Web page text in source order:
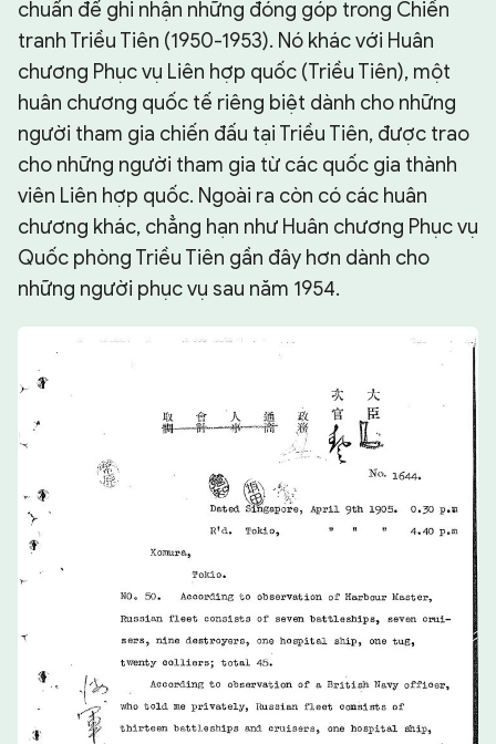
chuẩn để ghi nhận những đóng góp trong Chiến
tranh Triều Tiên (1950-1953). Nó khác với Huân
chương Phục vụ Liên hợp quốc (Triều Tiên), một
huân chương quốc tế riêng biệt dành cho những
người tham gia chiến đấu tại Triều Tiên, được trao
cho những người tham gia từ các quốc gia thành
viên Liên hợp quốc. Ngoài ra còn có các huân
chương khác, chẳng hạn như Huân chương Phục vụ
Quốc phòng Triều Tiên gần đây hơn dành cho
những người phục vụ sau năm 1954.